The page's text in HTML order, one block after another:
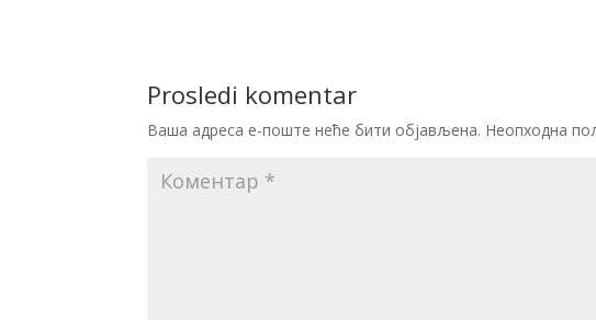
Prosledi komentar
Ваша адреса е-поште неће бити објављена. Неопходна